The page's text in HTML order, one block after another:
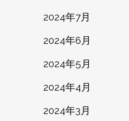
2024年7月
2024年6月
2024年5月
2024年4月
2024年3月